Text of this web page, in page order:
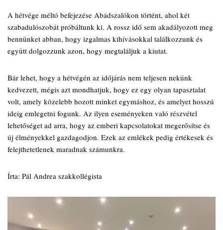
A hétvége méltó befejezése Abádszalókon történt, ahol két
szabadulószobát próbáltunk ki. A rossz idő sem akadályozott meg
bennünket abban, hogy izgalmas kihívásokkal találkozzunk és
együtt dolgozzunk azon, hogy megtaláljuk a kiutat.
Bár lehet, hogy a hétvégén az időjárás nem teljesen nekünk
kedvezett, mégis azt mondhatjuk, hogy ez egy olyan tapasztalat
volt, amely közelebb hozott minket egymáshoz, és amelyet hosszú
ideig emlegetni fogunk. Az ilyen eseményeken való részvétel
lehetőséget ad arra, hogy az emberi kapcsolatokat megerősítse és
új élményekkel gazdagodjon. Ezek az emlékek pedig értékesek és
felejthetetlenek maradnak számunkra.
Írta: Pál Andrea szakkollégista